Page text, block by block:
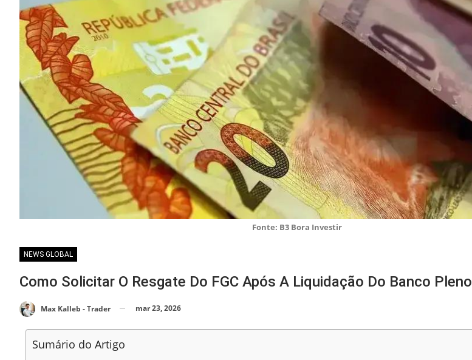
Fonte: B3 Bora Investir
NEWS GLOBAL
Como Solicitar O Resgate Do FGC Após A Liquidação Do Banco Pleno
Max Kalleb - Trader mar 23, 2026
Sumário do Artigo